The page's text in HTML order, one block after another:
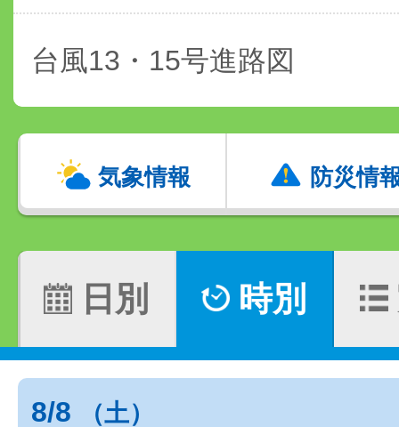
台風13・15号進路図
気象情報 防災情
日別 時別
8/8 （土）